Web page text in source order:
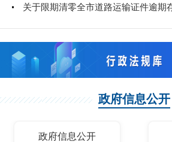
政府信息公开
政府信息公开